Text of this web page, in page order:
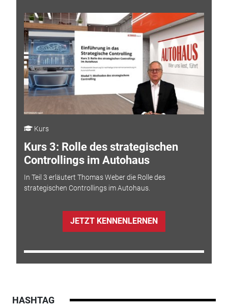
Kurs
Kurs 3: Rolle des strategischen
Controllings im Autohaus
In Teil 3 erläutert Thomas Weber die Rolle des
strategischen Controllings im Autohaus.
JETZT KENNENLERNEN
HASHTAG